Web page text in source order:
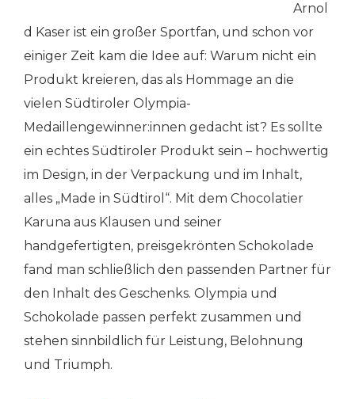
Arnol
d Kaser ist ein großer Sportfan, und schon vor
einiger Zeit kam die Idee auf: Warum nicht ein
Produkt kreieren, das als Hommage an die
vielen Südtiroler Olympia-
Medaillengewinner:innen gedacht ist? Es sollte
ein echtes Südtiroler Produkt sein – hochwertig
im Design, in der Verpackung und im Inhalt,
alles „Made in Südtirol“. Mit dem Chocolatier
Karuna aus Klausen und seiner
handgefertigten, preisgekrönten Schokolade
fand man schließlich den passenden Partner für
den Inhalt des Geschenks. Olympia und
Schokolade passen perfekt zusammen und
stehen sinnbildlich für Leistung, Belohnung
und Triumph.